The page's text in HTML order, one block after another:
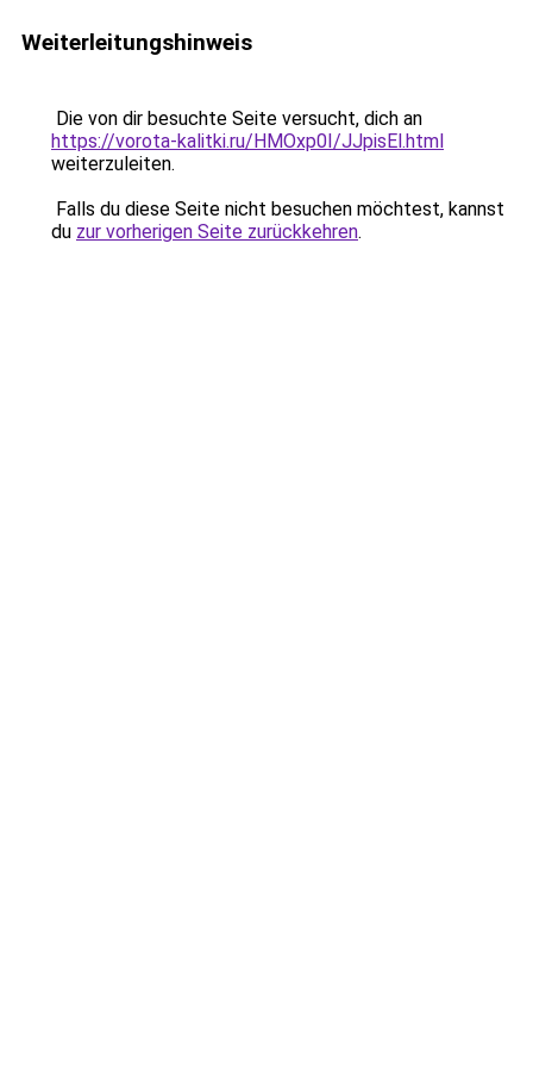
Weiterleitungshinweis
Die von dir besuchte Seite versucht, dich an
https://vorota-kalitki.ru/HMOxp0I/JJpisEl.html
weiterzuleiten.
Falls du diese Seite nicht besuchen möchtest, kannst
du zur vorherigen Seite zurückkehren.